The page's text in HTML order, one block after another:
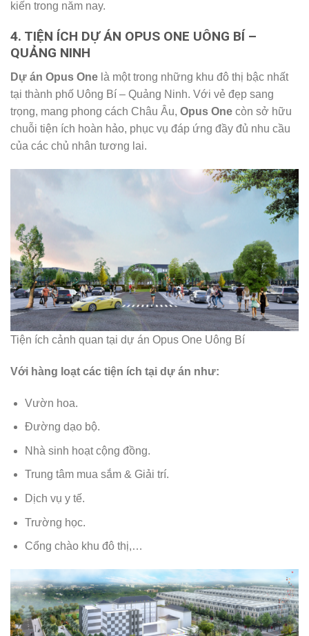
kiến trong năm nay.
4. TIỆN ÍCH DỰ ÁN OPUS ONE UÔNG BÍ –
QUẢNG NINH
Dự án Opus One là một trong những khu đô thị bậc nhất
tại thành phố Uông Bí – Quảng Ninh. Với vẻ đẹp sang
trọng, mang phong cách Châu Âu, Opus One còn sở hữu
chuỗi tiện ích hoàn hảo, phục vụ đáp ứng đầy đủ nhu cầu
của các chủ nhân tương lai.
Tiện ích cảnh quan tại dự án Opus One Uông Bí
Với hàng loạt các tiện ích tại dự án như:
Vườn hoa.
Đường dạo bộ.
Nhà sinh hoạt cộng đồng.
Trung tâm mua sắm & Giải trí.
Dịch vụ y tế.
Trường học.
Cổng chào khu đô thị,…